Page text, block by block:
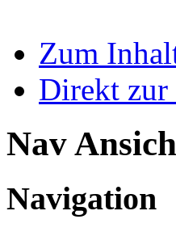
Zum
Direkt zur
Nav
Navigation